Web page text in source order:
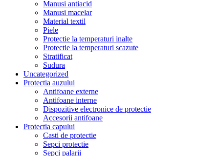
Manusi antiacid
Manusi macelar
Material textil
Piele
Protectie la temperaturi inalte
Protectie la temperaturi scazute
Stratificat
Sudura
Uncategorized
Protectia auzului
Antifoane externe
Antifoane interne
Dispozitive electronice de protectie
Accesorii antifoane
Protectia capului
Casti de protectie
Sepci protectie
Sepci palarii